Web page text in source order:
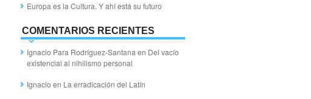
Europa es la Cultura. Y ahí está su futuro
COMENTARIOS RECIENTES
Ignacio Para Rodríguez-Santana en Del vacío
existencial al nihilismo personal
Ignacio en La erradicación del Latín